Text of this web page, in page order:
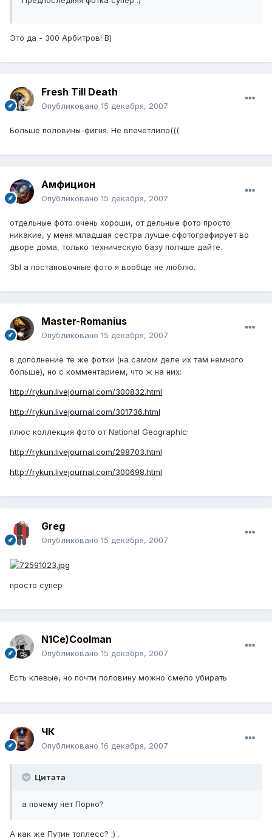
Это да - 300 Арбитров! В)
Fresh Till Death
Опубликовано 15 декабря, 2007
Больше половины-фигня. Не впечетлило(((
Амфицион
Опубликовано 15 декабря, 2007
отдельные фото очень хороши, от дельные фото просто
никакие, у меня младшая сестра лучше сфотографирует во
дворе дома, только техническую базу полчше дайте.
ЗЫ а постановочные фото я вообще не люблю.
Master-Romanius
Опубликовано 15 декабря, 2007
в дополнение те же фотки (на самом деле их там немного
больше), но с комментарием, что ж на них:
http://rykun.livejournal.com/300832.html
http://rykun.livejournal.com/301736.html
плюс коллекция фото от National Geographic:
http://rykun.livejournal.com/298703.html
http://rykun.livejournal.com/300698.html
Greg
Опубликовано 15 декабря, 2007
просто супер
N1Ce)Coolman
Опубликовано 15 декабря, 2007
Есть клевые, но почти половину можно смело убирать
ЧК
Опубликовано 16 декабря, 2007
Цитата
а почему нет Порно?
А как же Путин топлесс? :) .